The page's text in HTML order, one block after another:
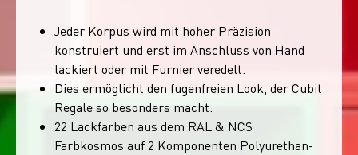
Jeder Korpus wird mit hoher Präzision
konstruiert und erst im Anschluss von Hand
lackiert oder mit Furnier veredelt.
Dies ermöglicht den fugenfreien Look, der Cubit
Regale so besonders macht.
22 Lackfarben aus dem RAL & NCS
Farbkosmos auf 2 Komponenten Polyurethan-